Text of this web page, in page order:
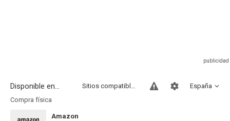
Disponible en... España
Sitios compatibles
Compra física
Amazon